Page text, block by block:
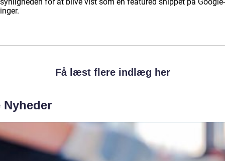
Få læst flere indlæg her
Nyheder